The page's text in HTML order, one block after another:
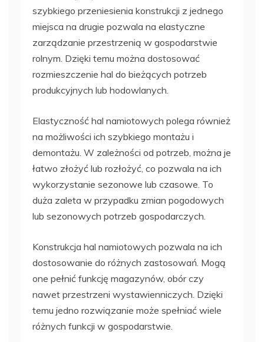
szybkiego przeniesienia konstrukcji z jednego
miejsca na drugie pozwala na elastyczne
zarządzanie przestrzenią w gospodarstwie
rolnym. Dzięki temu można dostosować
rozmieszczenie hal do bieżących potrzeb
produkcyjnych lub hodowlanych.
Elastyczność hal namiotowych polega również
na możliwości ich szybkiego montażu i
demontażu. W zależności od potrzeb, można je
łatwo złożyć lub rozłożyć, co pozwala na ich
wykorzystanie sezonowe lub czasowe. To
duża zaleta w przypadku zmian pogodowych
lub sezonowych potrzeb gospodarczych.
Konstrukcja hal namiotowych pozwala na ich
dostosowanie do różnych zastosowań. Mogą
one pełnić funkcję magazynów, obór czy
nawet przestrzeni wystawienniczych. Dzięki
temu jedno rozwiązanie może spełniać wiele
różnych funkcji w gospodarstwie.